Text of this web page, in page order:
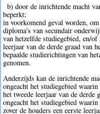
b) door de inrichtende macht
beperkt;
in voorkomend geval worden,
diploma's van secundair
van hetzelfde studiegebied, en/
leerjaar van de derde graad van
bepaalde studierichtingen van
genomen.
Anderzijds kan de inrichtende
ongeacht het studiegebied
het tweede leerjaar van de derde
ongeacht het studiegebied
zover de houders een eerste